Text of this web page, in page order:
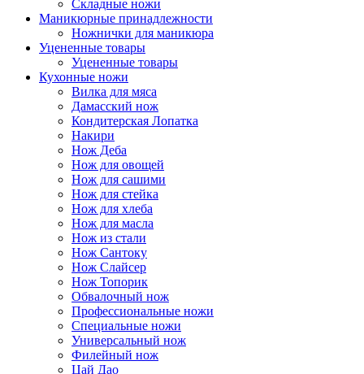
Складные ножи
Маникюрные принадлежности
Ножнички для маникюра
Уцененные товары
Уцененные товары
Кухонные ножи
Вилка для мяса
Дамасский нож
Кондитерская Лопатка
Накири
Нож Деба
Нож для овощей
Нож для сашими
Нож для стейка
Нож для хлеба
Нож для масла
Нож из стали
Нож Сантоку
Нож Слайсер
Нож Топорик
Обвалочный нож
Профессиональные ножи
Специальные ножи
Универсальный нож
Филейный нож
Цай Дао